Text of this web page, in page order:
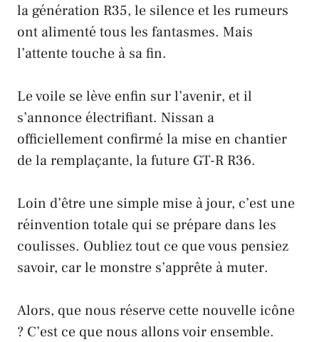
la génération R35, le silence et les rumeurs
ont alimenté tous les fantasmes. Mais
l’attentetouche à sa fin.
Le voile se lève enfin sur l’avenir, et il
s’annonce électrifiant. Nissan a
officiellement confirmé la mise en chantier
de laremplaçante, la future GT-R R36.
Loin d’être une simple mise à jour, c’est une
réinvention totale qui se prépare dans les
coulisses. Oubliez tout ce que vous pensiez
savoir, car lemonstre s’apprête àmuter.
Alors, que nous réserve cettenouvelle icône
? C’est ce que nous allons voir ensemble.